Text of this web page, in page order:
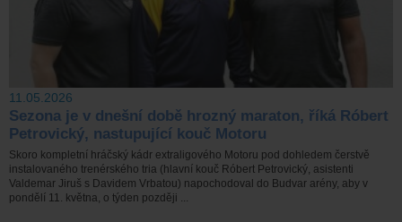
11.05.2026
Sezona je v dnešní době hrozný maraton, říká Róbert
Petrovický, nastupující kouč Motoru
Skoro kompletní hráčský kádr extraligového Motoru pod dohledem čerstvě
instalovaného trenérského tria (hlavní kouč Róbert Petrovický, asistenti
Valdemar Jiruš s Davidem Vrbatou) napochodoval do Budvar arény, aby v
pondělí 11. května, o týden později ...